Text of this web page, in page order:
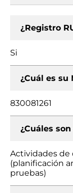
¿Registro
Si
¿Cuál es su
830081261
¿Cuáles
Actividades de
(planificación
pruebas)